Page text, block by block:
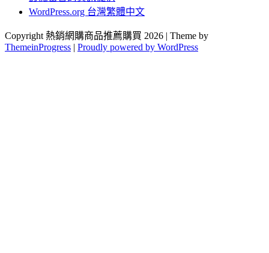
WordPress.org 台灣繁體中文
Copyright 熱銷網購商品推薦購買 2026 | Theme by
ThemeinProgress | Proudly powered by WordPress